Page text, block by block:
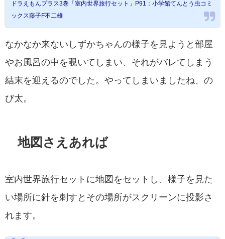
ドラえもんプラス3巻「室内世界旅行セット」P91：小学館てんとう虫コミ
ックス藤子F不二雄
なかなか来ないしずかちゃんの様子を見ようと部屋
やお風呂の中を覗いてしまい、それがバレてしまう
結末を迎えるのでした。やってしまいましたね、の
び太。
地図さえあれば
室内世界旅行セットに地図をセットし、様子を見た
い場所に針を刺すとその場所がスクリーンに投影さ
れます。